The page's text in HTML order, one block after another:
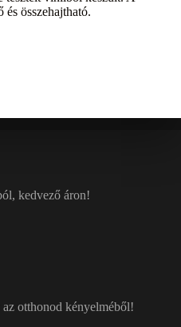
összehajtható.
kedvező áron!
otthonod kényelméből!